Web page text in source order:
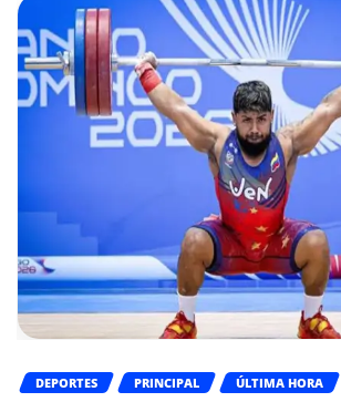
DEPORTES PRINCIPAL ÚLTIMA HORA